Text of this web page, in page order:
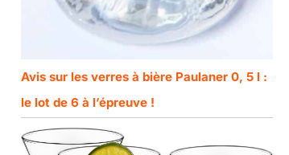
Avis sur les verres à bière Paulaner 0, 5 l :
le lot de 6 à l’épreuve !